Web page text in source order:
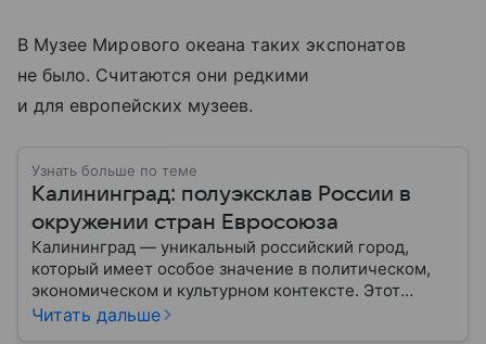
В Музее Мирового океана таких экспонатов
не было. Считаются они редкими
и для европейских музеев.
Узнать больше по теме
Калининград: полуэксклав России в
окружении стран Евросоюза
Калининград — уникальный российский город,
который имеет особое значение в политическом,
экономическом и культурном контексте. Этот
город, расположенный в самом сердце Европы,
Читать дальше